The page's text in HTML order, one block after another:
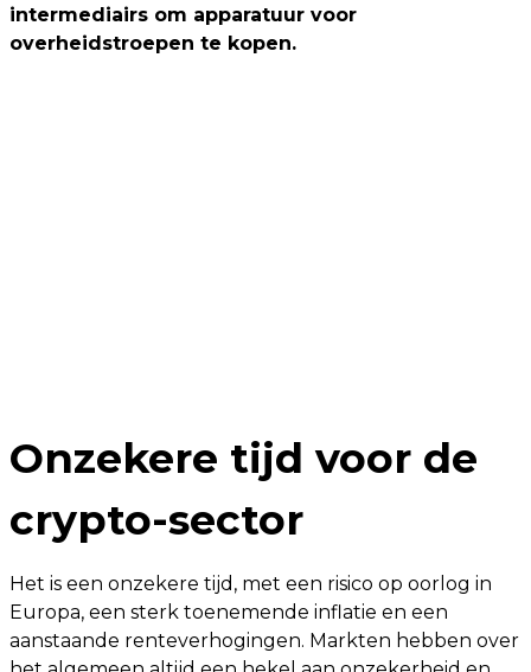
intermediairs om apparatuur voor
overheidstroepen te kopen.
Onzekere tijd voor de
crypto-sector
Het is een onzekere tijd, met een risico op oorlog in
Europa, een sterk toenemende inflatie en een
aanstaande renteverhogingen. Markten hebben over